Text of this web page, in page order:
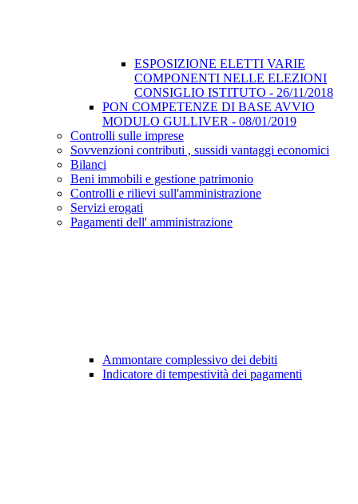
ESPOSIZIONE ELETTI VARIE
COMPONENTI NELLE ELEZIONI
CONSIGLIO ISTITUTO - 26/11/2018
PON COMPETENZE DI BASE AVVIO
MODULO GULLIVER - 08/01/2019
Controlli sulle imprese
Sovvenzioni contributi , sussidi vantaggi economici
Bilanci
Beni immobili e gestione patrimonio
Controlli e rilievi sull'amministrazione
Servizi erogati
Pagamenti dell' amministrazione
Ammontare complessivo dei debiti
Indicatore di tempestività dei pagamenti